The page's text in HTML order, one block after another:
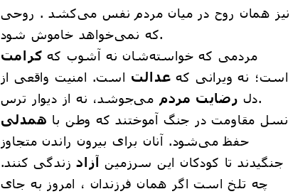
نیز همان روح در میان مردم نفس می‌کشد . روحی
که نمی‌خواهد خاموش شود.
مردمی که خواسته‌شان نه آشوب که کرامت
است؛ نه ویرانی که عدالت است. امنیت واقعی از
دل رضایت مردم
می‌جوشد، نه از دیوار ترس.
نسل مقاومت در جنگ آموختند که وطن با همدلی
حفظ می‌شود. آنان برای بیرون راندن متجاوز
جنگیدند تا کودکان این سرزمین آزادزندگی کنند.
چه تلخ است اگر همان فرزندان ، امروز به جای